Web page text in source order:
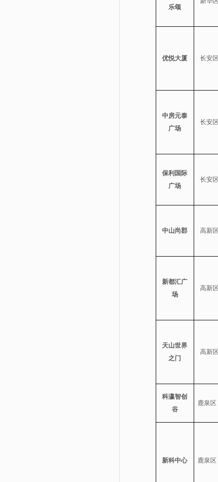
乐颂
优悦大厦 长安
中房元泰
广场
长安
保利国际
广场
长安
中山尚郡 高新
新都汇广
场
高新
天山世界
之门
高新
科瀛智创
谷
鹿泉区
新科中心 鹿泉区